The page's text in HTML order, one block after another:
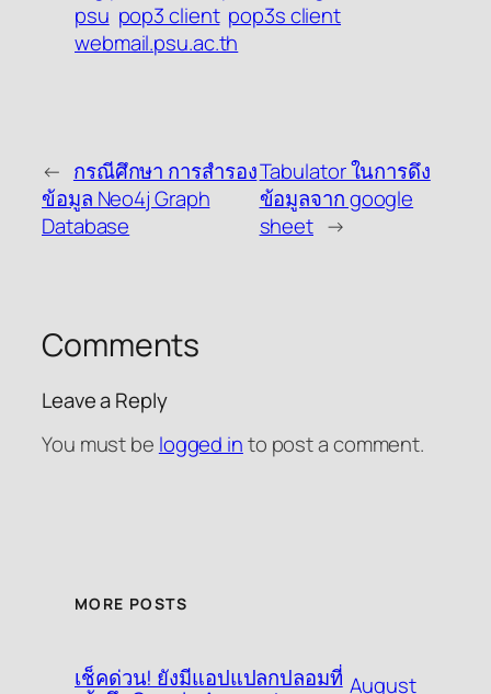
psu pop3 client pop3s client
webmail.psu.ac.th
← กรณีศึกษา การสำรอง
ข้อมูล Neo4j Graph
Database
Tabulator ในการดึง
ข้อมูลจาก google
sheet →
Comments
Leave a Reply
You must be logged into post a comment.
MORE POSTS
เช็คด่วน! ยังมีแอปแปลกปลอมที่ August